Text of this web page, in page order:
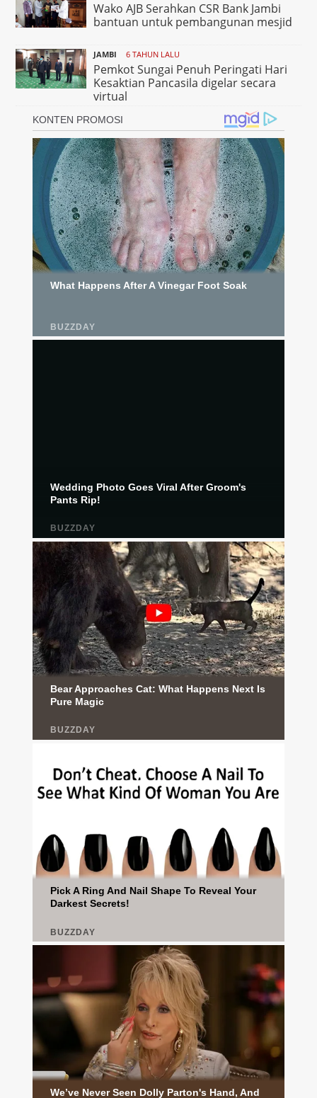
Wako AJB Serahkan CSR Bank Jambi
bantuan untuk pembangunan mesjid
JAMBI 6 TAHUN LALU
Pemkot Sungai Penuh Peringati Hari
Kesaktian Pancasila digelar secara
virtual